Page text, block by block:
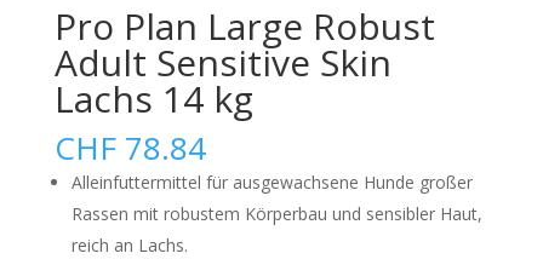
Pro Plan Large Robust
Adult Sensitive Skin
Lachs 14 kg
CHF78.84
Alleinfuttermittel für ausgewachsene Hunde großer
Rassen mit robustem Körperbau und sensibler Haut,
reich an Lachs.